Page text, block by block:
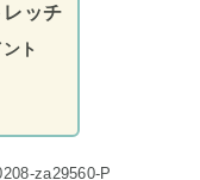
ッチ
ト
za29560-P